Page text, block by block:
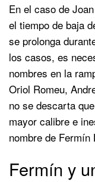
En el caso de
el tiempo de baja
se prolonga
los casos, es
nombres en la
Oriol Romeu,
no se descarta
mayor calibre e
nombre de Fermín
Fermín y